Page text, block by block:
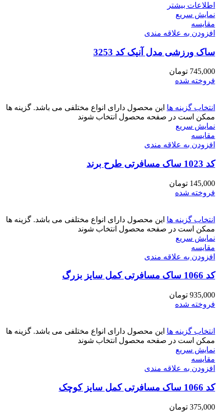
اطلاعات بیشتر
نمایش سریع
مقايسه
افزودن به علاقه مندی
ساک ورزشی مدل آنیک کد 3253
745,000 تومان
فروخته شده
انتخاب گزینه ها این محصول دارای انواع مختلفی می باشد. گزینه ها
ممکن است در صفحه محصول انتخاب شوند
نمایش سریع
مقايسه
افزودن به علاقه مندی
کد 1023 ساک مسافرتی طرح برند
145,000 تومان
فروخته شده
انتخاب گزینه ها این محصول دارای انواع مختلفی می باشد. گزینه ها
ممکن است در صفحه محصول انتخاب شوند
نمایش سریع
مقايسه
افزودن به علاقه مندی
کد 1066 ساک مسافرتی کمل سایز بزرگ
935,000 تومان
فروخته شده
انتخاب گزینه ها این محصول دارای انواع مختلفی می باشد. گزینه ها
ممکن است در صفحه محصول انتخاب شوند
نمایش سریع
مقايسه
افزودن به علاقه مندی
کد 1066 ساک مسافرتی کمل سایز کوچک
375,000 تومان